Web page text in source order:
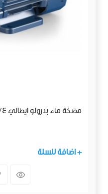
مضخة ماء بدرولو ايطالي 3/4 حصان 1 انش
+ اضافة للسلة